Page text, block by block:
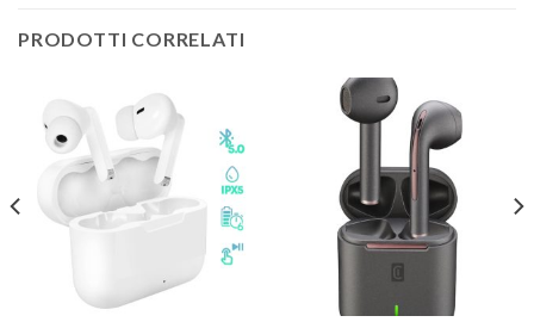
PRODOTTI CORRELATI